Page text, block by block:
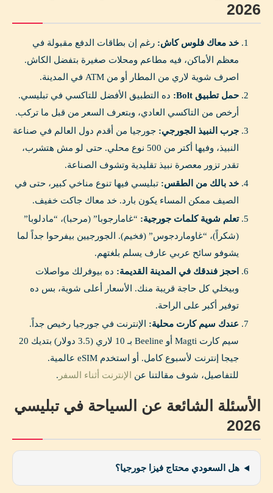
2026
خد معاك فلوس كاش: رغم إن بطاقات الدفع مقبولة في
معظم الأماكن، فيه مطاعم ومحلات صغيرة بتفضل الكاش.
اصرف شوية لاري من المطار أو من ATM في المدينة.
حمل تطبيق Bolt:
ده التطبيق الأفضل للتاكسي في تبليسي.
أرخص من التاكسي العادي، وبتعرف السعر من قبل ما تركب.
جرب النبيذ الجورجي: جورجيا من أقدم دول العالم في صناعة
النبيذ، وفيها أكتر من 500 نوع محلي. حتى لو مش هتشرب،
تقدر تزور معصرة نبيذ تقليدية وتشوف الصناعة.
خد بالك من الطقس: تبليسي فيها تنوع مناخي كبير، حتى في
الصيف ممكن المساء يكون بارد. خد معاك جاكت خفيف.
تعلم شوية كلمات جورجية: “غامارجوبا” (مرحبا)، “مادلوبا”
(شكراً)، “غاوماردجوس” (فخيم). الجورجيين بيفرحوا جداً لما
يشوفو سائح عربي عارف يسلم بلغتهم.
احجز فندقك في المدينة القديمة: ده بيوفرلك مواصلات
وبيخلي كل حاجة قريبة منك. الأسعار أعلى شوية، بس ده
توفير أكبر على الراحة.
عندك سيم كارت محلية: الإنترنت في جورجيا رخيص جداً.
سيم كارت Magti أو Beeline بـ 10 لاري (3.5 دولار) بتديك 20
جيجا إنترنت لأسبوع كامل. أو استخدم eSIM عالمية.
للتفاصيل، شوف مقالتنا عن
الإنترنت أثناء السفر .
الأسئلة الشائعة عن السياحة في تبليسي
2026
هل السعودي محتاج فيزا جورجيا؟